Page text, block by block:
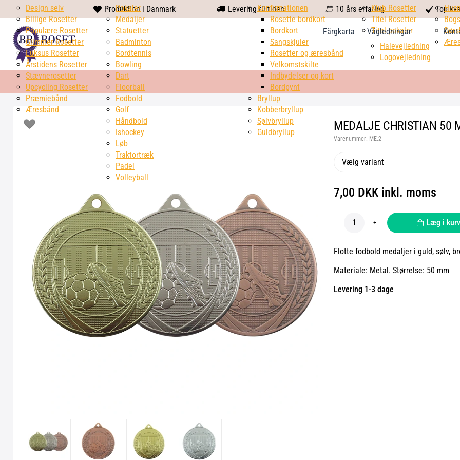
heart
solid
Produktion i Danmark Levering til tiden calendar
10 års erfaring
check
mark
Top
Färgkarta
Vägledningar
Halevejledning
Logovejledning
Design selv
Billige Rosetter
Populære Rosetter
Glimmer Rosetter
Luksus Rosetter
Årstidens Rosetter
Stævnerosetter
Upcycling Rosetter
Præmiebånd
Æresbånd
Pokaler
Medaljer
Statuetter
Badminton
Bordtennis
Bowling
Dart
Floorball
Fodbold
Golf
Håndbold
Ishockey
Løb
Traktortræk
Padel
Volleyball
Konfirmationen
Rosette bordkort
Bordkort
Sangskjuler
Rosetter og æresbånd
Velkomstskilte
Indbydelser og kort
Bordpynt
Bryllup
Kobberbryllup
Sølvbryllup
Guldbryllup
Klub Rosetter
Titel Rosetter
Titel pokaler
MEDALJE CHRISTIAN 50
Varenummer: ME.2
Vælg variant
7,00 DKK inkl. moms
- + Læg i kurv
Flotte fodbold medaljer i guld, sølv,
Materiale: Metal. Størrelse: 50 mm
Levering 1-3 dage